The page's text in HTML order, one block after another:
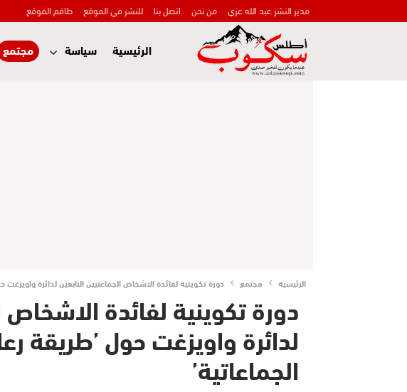
مدير النشر عبد الله عزي من نحن اتصل بنا للنشر في الموقع طاقم الموقع
الرئيسية سياسة مجتمع
الرئيسية مجتمع دورة تكوينية لفائدة الاشخاص الجماعتيين التابعين لدائرة واويزغت
دورة تكوينية لفائدة الاشخاص
لدائرة واويزغت حول ’طريقة
الجماعاتية’